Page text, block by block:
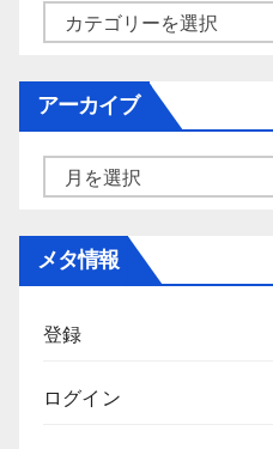
ー
アーカイブ
メタ情報
登録
ログイン